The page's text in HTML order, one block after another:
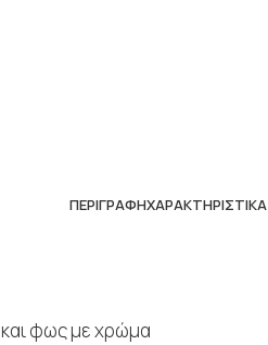
ΠΕΡΙΓΡΑΦΉΧΑΡΑΚΤΗΡΙΣΤΙΚΆ
φως με χρώμα